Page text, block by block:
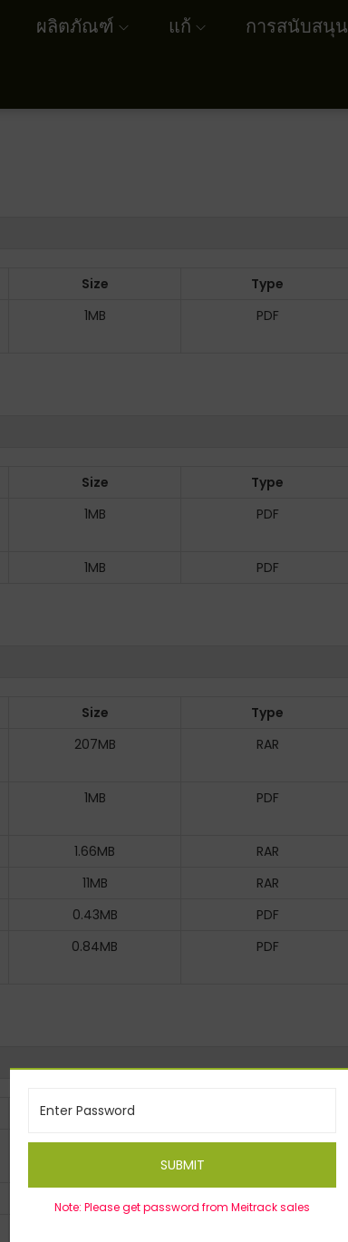
SUBMIT
Note: Please get password from Meitrack sales
ผลิตภัณฑ์ แก้ การสนับสนุน
Size Type
1MB PDF
Size Type
1MB PDF
1MB PDF
Size Type
207MB RAR
1MB PDF
1.66MB RAR
11MB RAR
0.43MB PDF
0.84MB PDF
Size
3.04MB PDF
78.1MB iOS